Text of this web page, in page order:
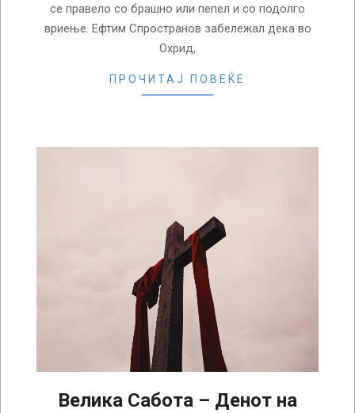
се правело со брашно или пепел и со подолго
вриење. Ефтим Спространов забележал дека во
Охрид,
ПРОЧИТАЈ ПОВЕЌЕ
Велика Сабота – Денот на